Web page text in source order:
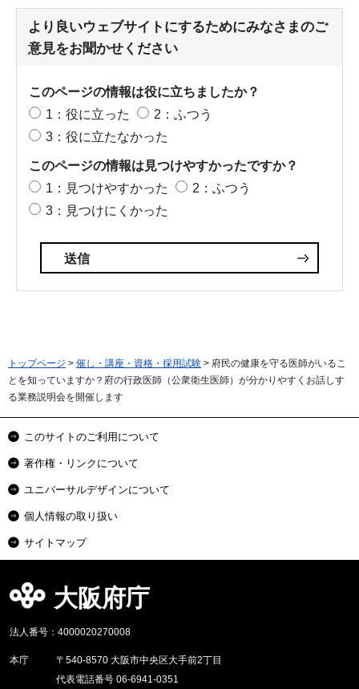
より良いウェブサイトにするためにみなさまのご
意見をお聞かせください
このページの情報は役に立ちましたか？
1：役に立った
2：ふつう
3：役に立たなかった
このページの情報は見つけやすかったですか？
1：見つけやすかった
2：ふつう
3：見つけにくかった
トップページ > 催し・講座・資格・採用試験 > 府民の健康を守る医師がいるこ
とを知っていますか？府の行政医師（公衆衛生医師）が分かりやすくお話しす
る業務説明会を開催します
このサイトのご利用について
著作権・リンクについて
ユニバーサルデザインについて
個人情報の取り扱い
サイトマップ
大阪府庁
法人番号：4000020270008
本庁
〒540-8570 大阪市中央区大手前2丁目
代表電話番号 06-6941-0351